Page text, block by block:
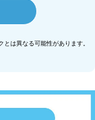
は異なる可能性があります。